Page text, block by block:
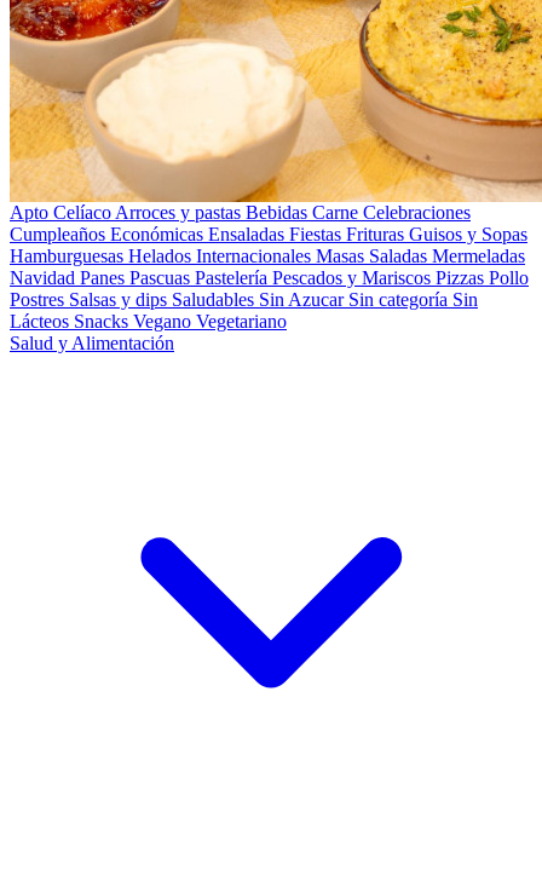
Apto Celíaco Arroces y pastas Bebidas Carne Celebraciones
Cumpleaños Económicas Ensaladas Fiestas Frituras Guisos y Sopas
Hamburguesas Helados Internacionales Masas Saladas Mermeladas
Navidad Panes Pascuas Pastelería Pescados y Mariscos Pizzas Pollo
Postres Salsas y dips Saludables Sin Azucar Sin categoría Sin
Lácteos Snacks Vegano Vegetariano
Salud y Alimentación